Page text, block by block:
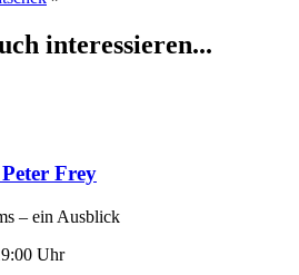
interessieren...
Frey
– ein Ausblick
Uhr